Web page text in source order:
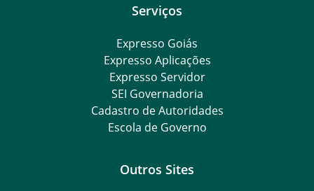
Serviços
Expresso Goiás
Expresso Aplicações
Expresso Servidor
SEI Governadoria
Cadastro de Autoridades
Escola de Governo
Outros Sites